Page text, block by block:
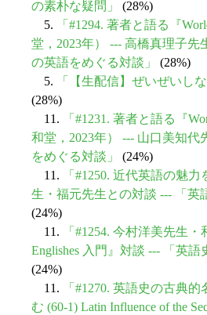
の素朴な疑問」
(28%)
5.
「#1294. 著者と語る『
堂，2023年） --- 高橋真理子先
の英語をめぐる対談」
(28%)
5.
「【生配信】ぜいぜいし
(28%)
11.
「#1231. 著者と語る『
和堂，2023年） --- 山口美知
をめぐる対談」
(24%)
11.
「#1250. 近代英語の魅
生・福元先生との対談 --- 「英
(24%)
11.
「#1254. 今村洋美先生
Englishes 入門』対談 --- 「英語
(24%)
11.
「#1270. 英語史の古典的
む (60-1) Latin Influence of the